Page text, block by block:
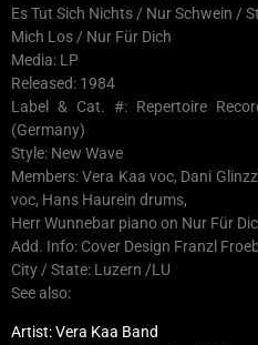
Es Tut Sich Nichts / Nur Schwein /
Mich Los / Nur Für Dich
Media: LP
Released: 1984
Label & Cat. #: Repertoire
(Germany)
Style: New Wave
Members: Vera Kaa voc, Dani
voc, Hans Haurein drums,
Herr Wunnebar piano on Nur Für
Add. Info: Cover Design Franzl Froeb
City / State: Luzern /LU
See also:
Artist: Vera Kaa Band